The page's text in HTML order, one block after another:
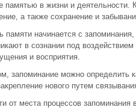
памятью в жизни и деятельности.
а также сохранение и
памяти начинается с
в сознании под
и восприятия.
запоминание можно определить
нового путем
от места процессов запоминания